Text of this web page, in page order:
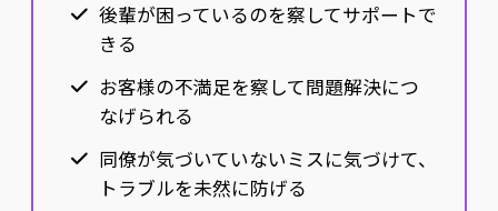
後輩が困っているのを察してサポートで
きる
お客様の不満足を察して問題解決につ
なげられる
同僚が気づいていないミスに気づけて、
トラブルを未然に防げる